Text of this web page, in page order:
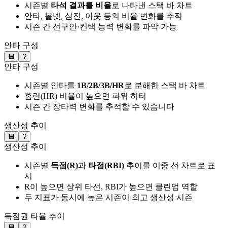
시즌별 타석 결과를 비율로 나타낸 스택 바 차트
안타, 볼넷, 삼진, 아웃 등의 비율 변화를 추적
시즌 간 선구안·컨택 능력 변화를 파악 가능
안타 구성
💾 ?
안타 구성
시즌별 안타를 1B/2B/3B/HR로 분해한 스택 바 차트
홈런(HR) 비율이 높으면 파워 히터
시즌 간 장타력 변화를 추적할 수 있습니다
생산성 추이
💾 ?
생산성 추이
시즌별 득점(R)과 타점(RBI) 추이를 이중 선 차트로 표
시
R이 높으면 상위 타선, RBI가 높으면 클린업 역할
두 지표가 동시에 높은 시즌이 최고 생산성 시즌
득점권 타율 추이